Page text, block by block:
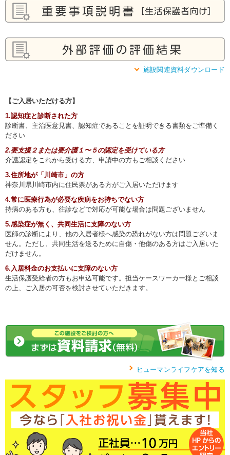
施設関連資料ダウンロード
【ご入居いただける方】
1.認知症と診断された方
診断書、主治医意見書、認知症であることを証明できる書類をご準備く
ださい
2.要支援２または要介護１〜５の認定を受けている方
介護認定をこれから受ける方、申請中の方もご相談ください
3.住所地が「川崎市」の方
神奈川県川崎市内に住民票がある方がご入居いただけます
4.常に医療行為が必要な疾病をお持ちでない方
持病のある方も、往診などで対応が可能な場合は問題ございません
5.感染症が無く、共同生活に支障のない方
医師の診断により、他の入居者様へ感染の恐れがない方は問題ございま
せん。ただし、共同生活を送るために自傷・他傷のある方はご入居いた
だけません。
6.入居料金のお支払いに支障のない方
生活保護受給者の方もお申込可能です。担当ケースワーカー様とご相談
の上、ご入居の可否を検討させていただきます。
ヒューマンライフケアを知る